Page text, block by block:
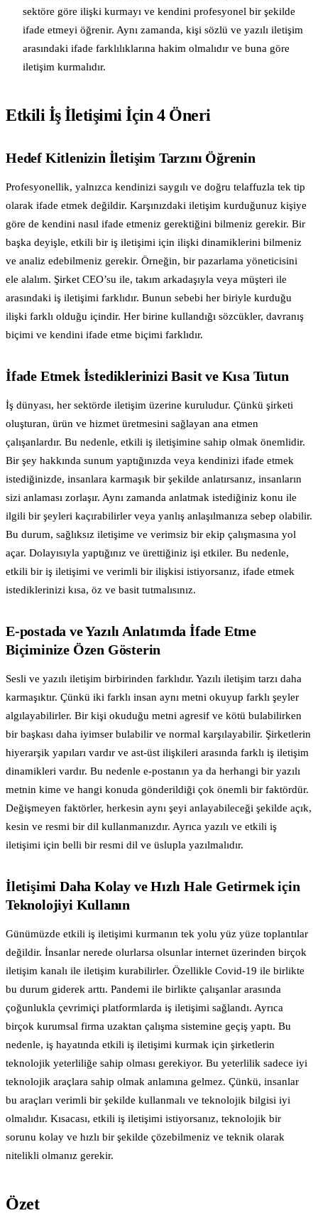
sektöre göre ilişki kurmayı ve kendini profesyonel bir şekilde
ifade etmeyi öğrenir. Aynı zamanda, kişi sözlü ve yazılı iletişim
arasındaki ifade farklılıklarına hakim olmalıdır ve buna göre
iletişim kurmalıdır.
Etkili İş İletişimi İçin 4 Öneri
Hedef Kitlenizin İletişim Tarzını Öğrenin
Profesyonellik, yalnızca kendinizi saygılı ve doğru telaffuzla tek tip
olarak ifade etmek değildir. Karşınızdaki iletişim kurduğunuz kişiye
göre de kendini nasıl ifade etmeniz gerektiğini bilmeniz gerekir. Bir
başka deyişle, etkili bir iş iletişimi için ilişki dinamiklerini bilmeniz
ve analiz edebilmeniz gerekir. Örneğin, bir pazarlama yöneticisini
ele alalım. Şirket CEO’su ile, takım arkadaşıyla veya müşteri ile
arasındaki iş iletişimi farklıdır. Bunun sebebi her biriyle kurduğu
ilişki farklı olduğu içindir. Her birine kullandığı sözcükler, davranış
biçimi ve kendini ifade etme biçimi farklıdır.
İfade Etmek İstediklerinizi Basit ve Kısa Tutun
İş dünyası, her sektörde iletişim üzerine kuruludur. Çünkü şirketi
oluşturan, ürün ve hizmet üretmesini sağlayan ana etmen
çalışanlardır. Bu nedenle, etkili iş iletişimine sahip olmak önemlidir.
Bir şey hakkında sunum yaptığınızda veya kendinizi ifade etmek
istediğinizde, insanlara karmaşık bir şekilde anlatırsanız, insanların
sizi anlaması zorlaşır. Aynı zamanda anlatmak istediğiniz konu ile
ilgili bir şeyleri kaçırabilirler veya yanlış anlaşılmanıza sebep olabilir.
Bu durum, sağlıksız iletişime ve verimsiz bir ekip çalışmasına yol
açar. Dolayısıyla yaptığınız ve ürettiğiniz işi etkiler. Bu nedenle,
etkili bir iş iletişimi ve verimli bir ilişkisi istiyorsanız, ifade etmek
istediklerinizi kısa, öz ve basit tutmalısınız.
E-postada ve Yazılı Anlatımda İfade Etme
Biçiminize Özen Gösterin
Sesli ve yazılı iletişim birbirinden farklıdır. Yazılı iletişim tarzı daha
karmaşıktır. Çünkü iki farklı insan aynı metni okuyup farklı şeyler
algılayabilirler. Bir kişi okuduğu metni agresif ve kötü bulabilirken
bir başkası daha iyimser bulabilir ve normal karşılayabilir. Şirketlerin
hiyerarşik yapıları vardır ve ast-üst ilişkileri arasında farklı iş iletişim
dinamikleri vardır. Bu nedenle e-postanın ya da herhangi bir yazılı
metnin kime ve hangi konuda gönderildiği çok önemli bir faktördür.
Değişmeyen faktörler, herkesin aynı şeyi anlayabileceği şekilde açık,
kesin ve resmi bir dil kullanmanızdır. Ayrıca yazılı ve etkili iş
iletişimi için belli bir resmi dil ve üslupla yazılmalıdır.
İletişimi Daha Kolay ve Hızlı Hale Getirmek için
Teknolojiyi Kullanın
Günümüzde etkili iş iletişimi kurmanın tek yolu yüz yüze toplantılar
değildir. İnsanlar nerede olurlarsa olsunlar internet üzerinden birçok
iletişim kanalı ile iletişim kurabilirler. Özellikle Covid-19 ile birlikte
bu durum giderek arttı. Pandemi ile birlikte çalışanlar arasında
çoğunlukla çevrimiçi platformlarda iş iletişimi sağlandı. Ayrıca
birçok kurumsal firma uzaktan çalışma sistemine geçiş yaptı. Bu
nedenle, iş hayatında etkili iş iletişimi kurmak için şirketlerin
teknolojik yeterliliğe sahip olması gerekiyor. Bu yeterlilik sadece iyi
teknolojik araçlara sahip olmak anlamına gelmez. Çünkü, insanlar
bu araçları verimli bir şekilde kullanmalı ve teknolojik bilgisi iyi
olmalıdır. Kısacası, etkili iş iletişimi istiyorsanız, teknolojik bir
sorunu kolay ve hızlı bir şekilde çözebilmeniz ve teknik olarak
nitelikli olmanız gerekir.
Özet